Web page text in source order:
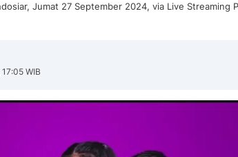
Jumat 27 September 2024, via Live Streaming
WIB